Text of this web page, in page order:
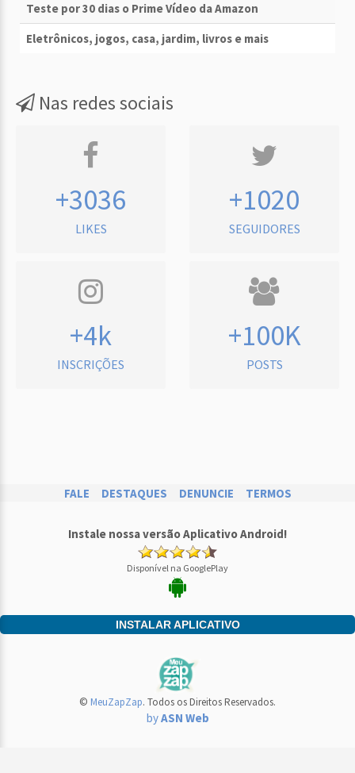
Teste por 30 dias o Prime Vídeo da Amazon
Eletrônicos, jogos, casa, jardim, livros e mais
Nas redes sociais
+3036
LIKES
+1020
SEGUIDORES
+4k
INSCRIÇÕES
+100K
POSTS
FALE DESTAQUES DENUNCIE TERMOS
Instale nossa versão Aplicativo Android!
Disponível na GooglePlay
INSTALAR APLICATIVO
© MeuZapZap. Todos os Direitos Reservados.
byASN Web